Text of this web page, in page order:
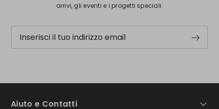
arrivi, gli eventi e i progetti speciali.
Inserisci il tuo indirizzo email
Aiuto e Contatti